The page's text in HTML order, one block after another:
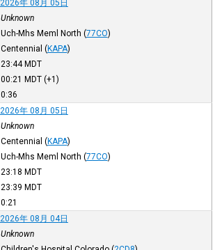
2026年 08月 05日
Unknown
Uch-Mhs Meml North (77CO)
Centennial (KAPA)
23:44MDT
00:21 MDT(+1)
0:36
2026年 08月 05日
Unknown
Centennial (KAPA)
Uch-Mhs Meml North (77CO)
23:18 MDT
23:39 MDT
0:21
2026年 08月 04日
Unknown